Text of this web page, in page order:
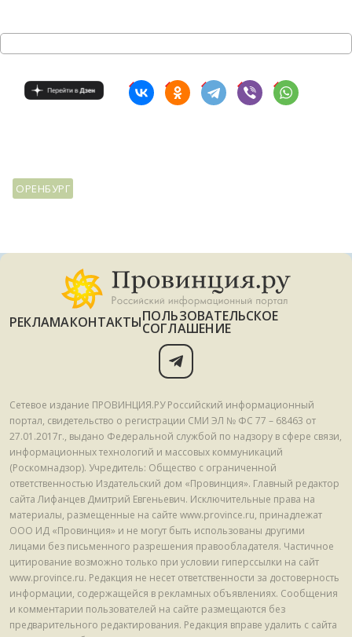
ОРЕНБУРГ
РЕКЛАМАКОНТАКТЫПОЛЬЗОВАТЕЛЬСКОЕ
СОГЛАШЕНИЕ
Сетевое издание ПРОВИНЦИЯ.РУ Российский информационный
портал, свидетельство о регистрации СМИ ЭЛ № ФС 77 – 68463 от
27.01.2017г., выдано Федеральной службой по надзору в сфере связи,
информационных технологий и массовых коммуникаций
(Роскомнадзор). Учредитель: Общество с ограниченной
ответственностью Издательский дом «Провинция». Главный редактор
сайта Лифанцев Дмитрий Евгеньевич. Исключительные права на
материалы, размещенные на сайте www.province.ru, принадлежат
ООО ИД «Провинция» и не могут быть использованы другими
лицами без письменного разрешения правообладателя. Частичное
цитирование возможно только при условии гиперссылки на сайт
www.province.ru. Редакция не несет ответственности за достоверность
информации, содержащейся в рекламных объявлениях. Сообщения
и комментарии пользователей на сайте размещаются без
предварительного редактирования. Редакция вправе удалить с сайта